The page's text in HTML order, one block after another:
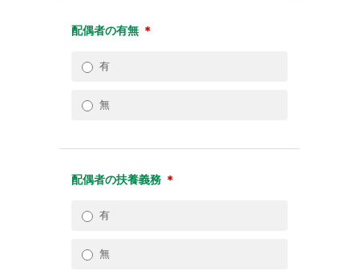
配偶者の有無 ＊
有
無
配偶者の扶養義務 ＊
有
無